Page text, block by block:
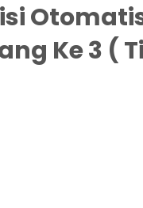
Ke 3 (